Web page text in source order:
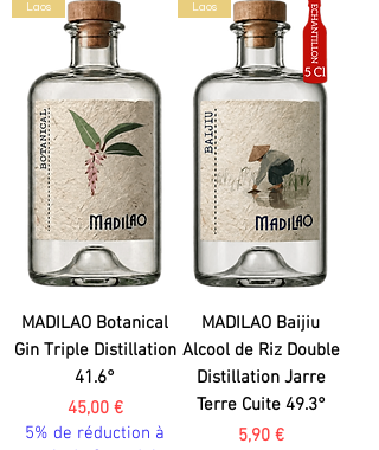
Laos
MADILAO Botanical
Gin Triple Distillation
41.6°
Prix
45,00 €
5% de réduction à
Laos
MADILAO Baijiu
Alcool de Riz Double
Distillation Jarre
Terre Cuite 49.3°
Prix
5,90 €